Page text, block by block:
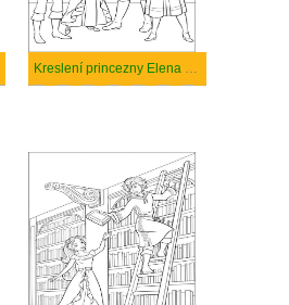
Kreslení princezny Elena a jejích přátel